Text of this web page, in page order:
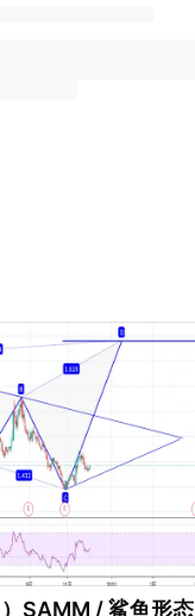
SAMM / 鲨鱼形态